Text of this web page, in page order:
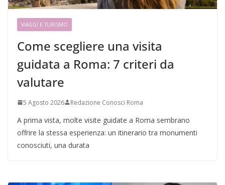
VIAGGI E TURISMO
Come scegliere una visita
guidata a Roma: 7 criteri da
valutare
5 Agosto 2026 Redazione Conosci Roma
A prima vista, molte visite guidate a Roma sembrano
offrire la stessa esperienza: un itinerario tra monumenti
conosciuti, una durata